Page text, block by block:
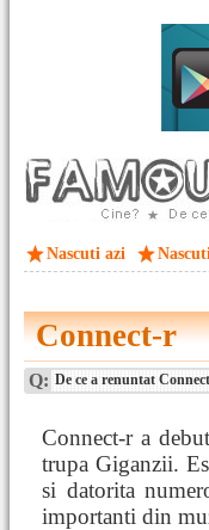
Nascuti azi
Connect-r
Q: De ce a renuntat
Connect-r a
trupa Giganzii.
si datorita
importanti din